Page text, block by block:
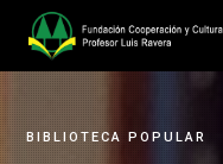
BIBLIOTECA POPULAR